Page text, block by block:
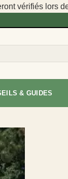
vérifiés lors
& GUIDES